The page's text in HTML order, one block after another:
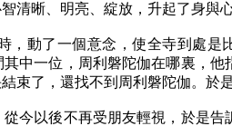
清晰、明亮、綻放，升起了身與心
，動了一個意念，使全寺到處是
中一位，周利磐陀伽在哪裏，他
束了，還找不到周利磐陀伽。於
今以後不再受朋友輕視，於是告